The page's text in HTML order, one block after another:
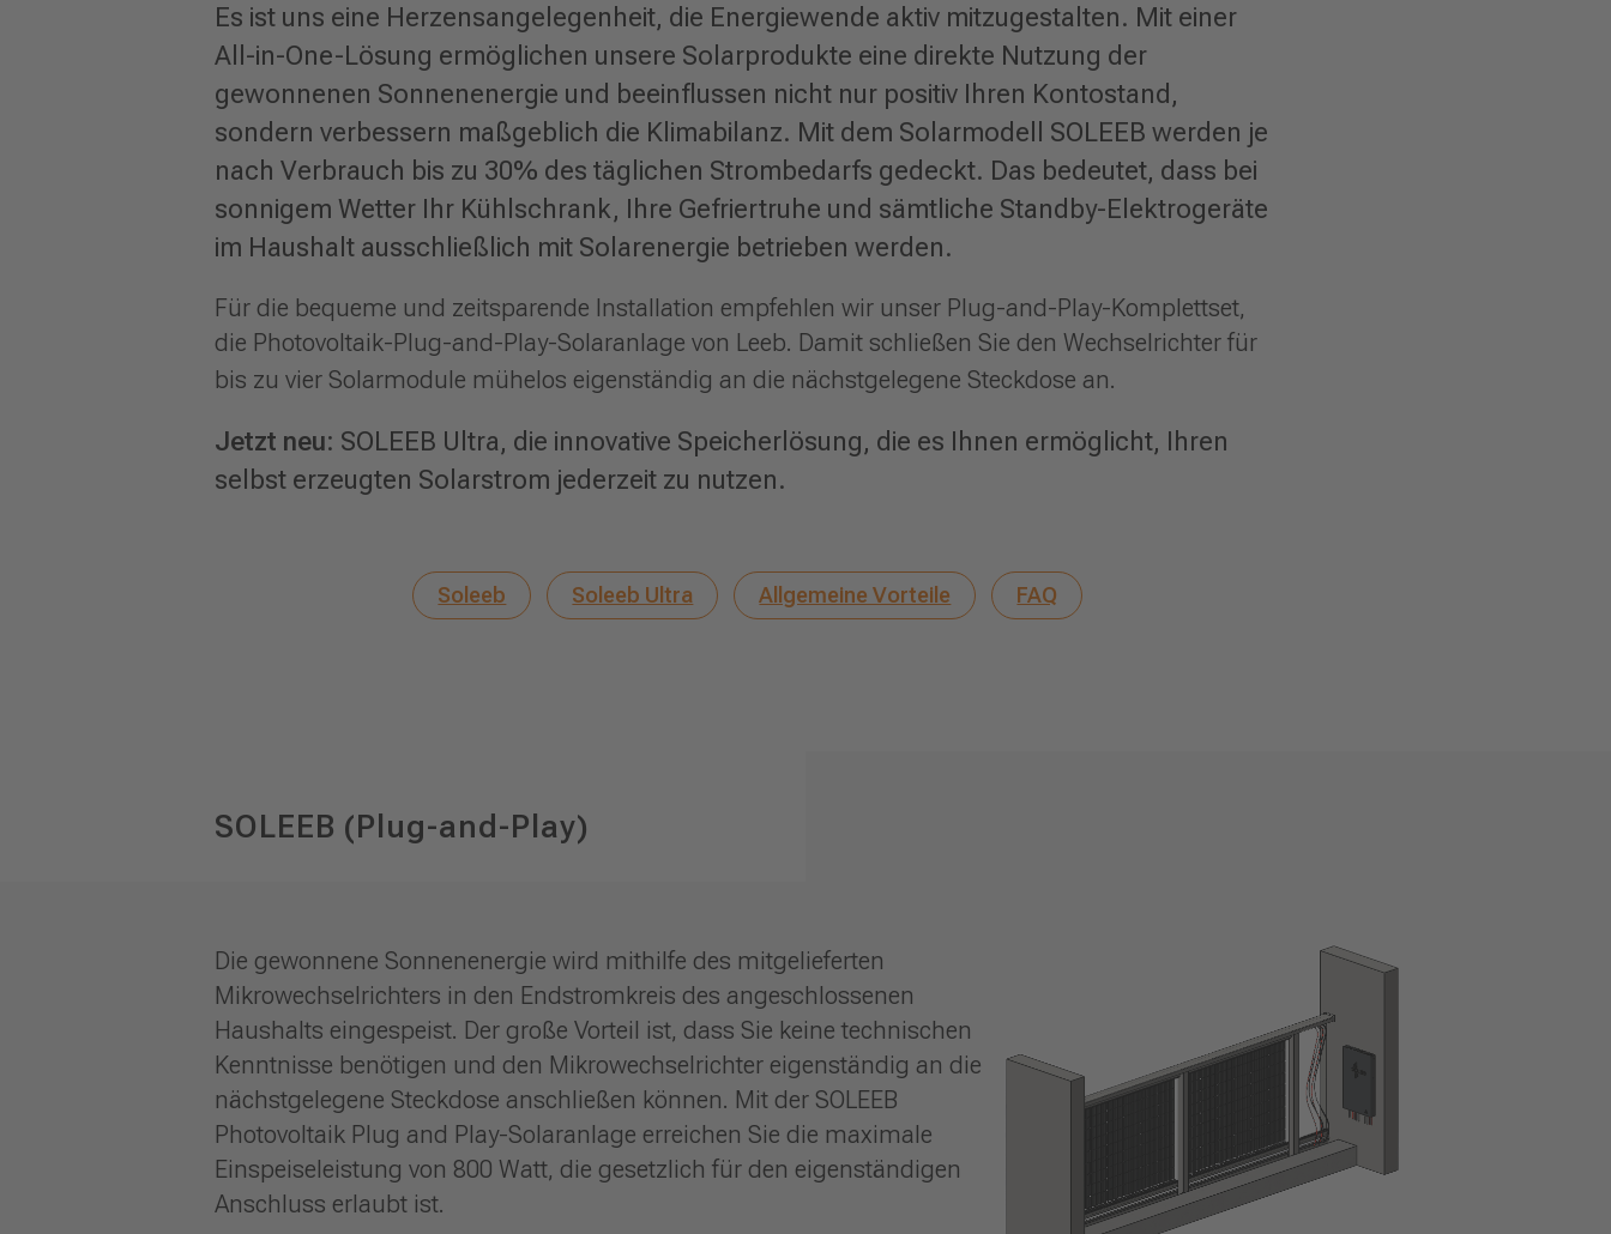
Es ist uns eine Herzensangelegenheit, die Energiewende aktiv mitzugestalten. Mit einer
All-in-One-Lösung ermöglichen unsere Solarprodukte eine direkte Nutzung der
gewonnenen Sonnenenergie und beeinflussen nicht nur positiv Ihren Kontostand,
sondern verbessern maßgeblich die Klimabilanz. Mit dem Solarmodell SOLEEB werden je
nach Verbrauch bis zu 30% des täglichen Strombedarfs gedeckt. Das bedeutet, dass bei
sonnigem Wetter Ihr Kühlschrank, Ihre Gefriertruhe und sämtliche Standby-Elektrogeräte
im Haushalt ausschließlich mit Solarenergie betrieben werden.
Für die bequeme und zeitsparende Installation empfehlen wir unser Plug-and-Play-Komplettset,
die Photovoltaik-Plug-and-Play-Solaranlage von Leeb. Damit schließen Sie den Wechselrichter für
bis zu vier Solarmodule mühelos eigenständig an die nächstgelegene Steckdose an.
Jetzt neu: SOLEEB Ultra, die innovative Speicherlösung, die es Ihnen ermöglicht, Ihren
selbst erzeugten Solarstrom jederzeit zu nutzen.
Soleeb Soleeb Ultra Allgemeine Vorteile FAQ
SOLEEB (Plug-and-Play)
Die gewonnene Sonnenenergie wird mithilfe des mitgelieferten
Mikrowechselrichters in den Endstromkreis des angeschlossenen
Haushalts eingespeist. Der große Vorteil ist, dass Sie keine technischen
Kenntnisse benötigen und den Mikrowechselrichter eigenständig an die
nächstgelegene Steckdose anschließen können. Mit der SOLEEB
Photovoltaik Plug and Play-Solaranlage erreichen Sie die maximale
Einspeiseleistung von 800 Watt, die gesetzlich für den eigenständigen
Anschluss erlaubt ist.